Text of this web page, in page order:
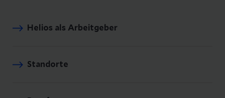
Helios als Arbeitgeber
Standorte